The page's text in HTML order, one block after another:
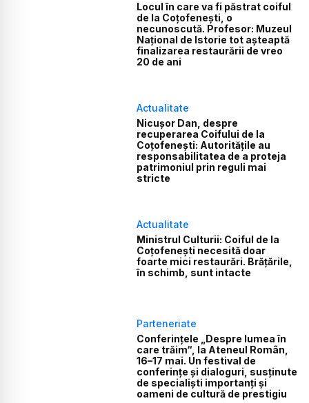
Locul în care va fi păstrat coiful
de la Coțofenești, o
necunoscută. Profesor: Muzeul
Național de Istorie tot așteaptă
finalizarea restaurării de vreo
20 de ani
Actualitate
Nicușor Dan, despre
recuperarea Coifului de la
Coțofenești: Autoritățile au
responsabilitatea de a proteja
patrimoniul prin reguli mai
stricte
Actualitate
Ministrul Culturii: Coiful de la
Coțofenești necesită doar
foarte mici restaurări. Brățările,
în schimb, sunt intacte
Parteneriate
Conferințele „Despre lumea în
care trăim“, la Ateneul Român,
16–17 mai. Un festival de
conferințe și dialoguri, susținute
de specialiști importanți și
oameni de cultură de prestigiu